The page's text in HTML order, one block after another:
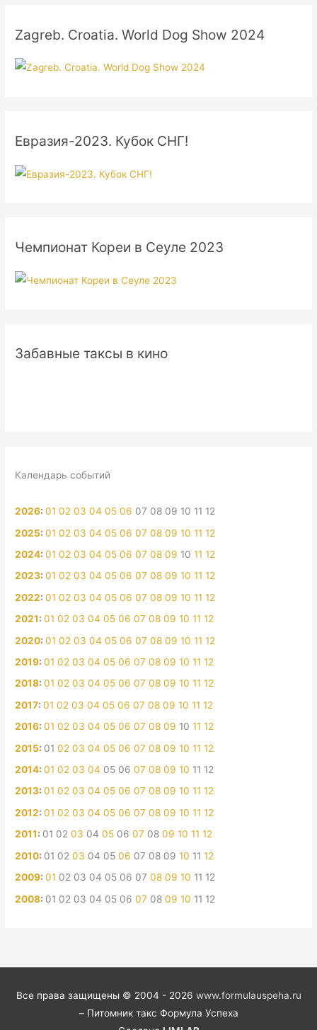
Zagreb. Croatia. World Dog Show 2024
Евразия-2023. Кубок СНГ!
Чемпионат Кореи в Сеуле 2023
Забавные таксы в кино
Календарь событий
2026:01 02 03 04 05 06 07 08 09 10 11 12
2025:01 02 03 04 05 06 07 08 09 10 11 12
2024:01 02 03 04 05 06 07 08 09 10 11 12
2023:01 02 03 04 05 06 07 08 09 10 11 12
2022:01 02 03 04 05 06 07 08 09 10 11 12
2021:01 02 03 04 05 06 07 08 09 10 11 12
2020:01 02 03 04 05 06 07 08 09 10 11 12
2019:01 02 03 04 05 06 07 08 09 10 11 12
2018:01 02 03 04 05 06 07 08 09 10 11 12
2017:01 02 03 04 05 06 07 08 09 10 11 12
2016:01 02 03 04 05 06 07 08 09 10 11 12
2015: 01 02 03 04 05 06 07 08 09 10 11 12
2014:01 02 03 04 05 06 07 08 09 10 11 12
2013:01 02 03 04 05 06 07 08 09 10 11 12
2012:01 02 03 04 05 06 07 08 09 10 11 12
2011: 01 02 03 04 05 06 07 08 09 10 11 12
2010: 01 02 03 04 05 06 07 08 09 10 11 12
2009:01 02 03 04 05 06 07 08 09 10 11 12
2008: 01 02 03 04 05 06 07 08 09 10 11 12
Все права защищены © 2004 - 2026 www.formulauspeha.ru
– Питомник такс Формула Успеха